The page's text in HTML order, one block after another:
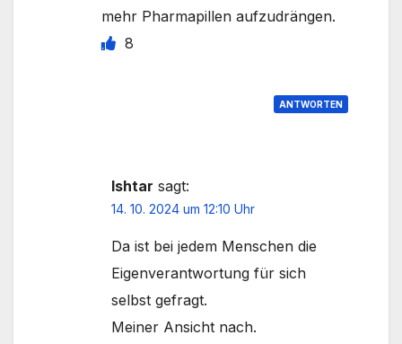
mehr Pharmapillen aufzudrängen.
8
ANTWORTEN
Ishtar sagt:
14. 10. 2024 um 12:10 Uhr
Da ist bei jedem Menschen die
Eigenverantwortung für sich
selbst gefragt.
Meiner Ansicht nach.